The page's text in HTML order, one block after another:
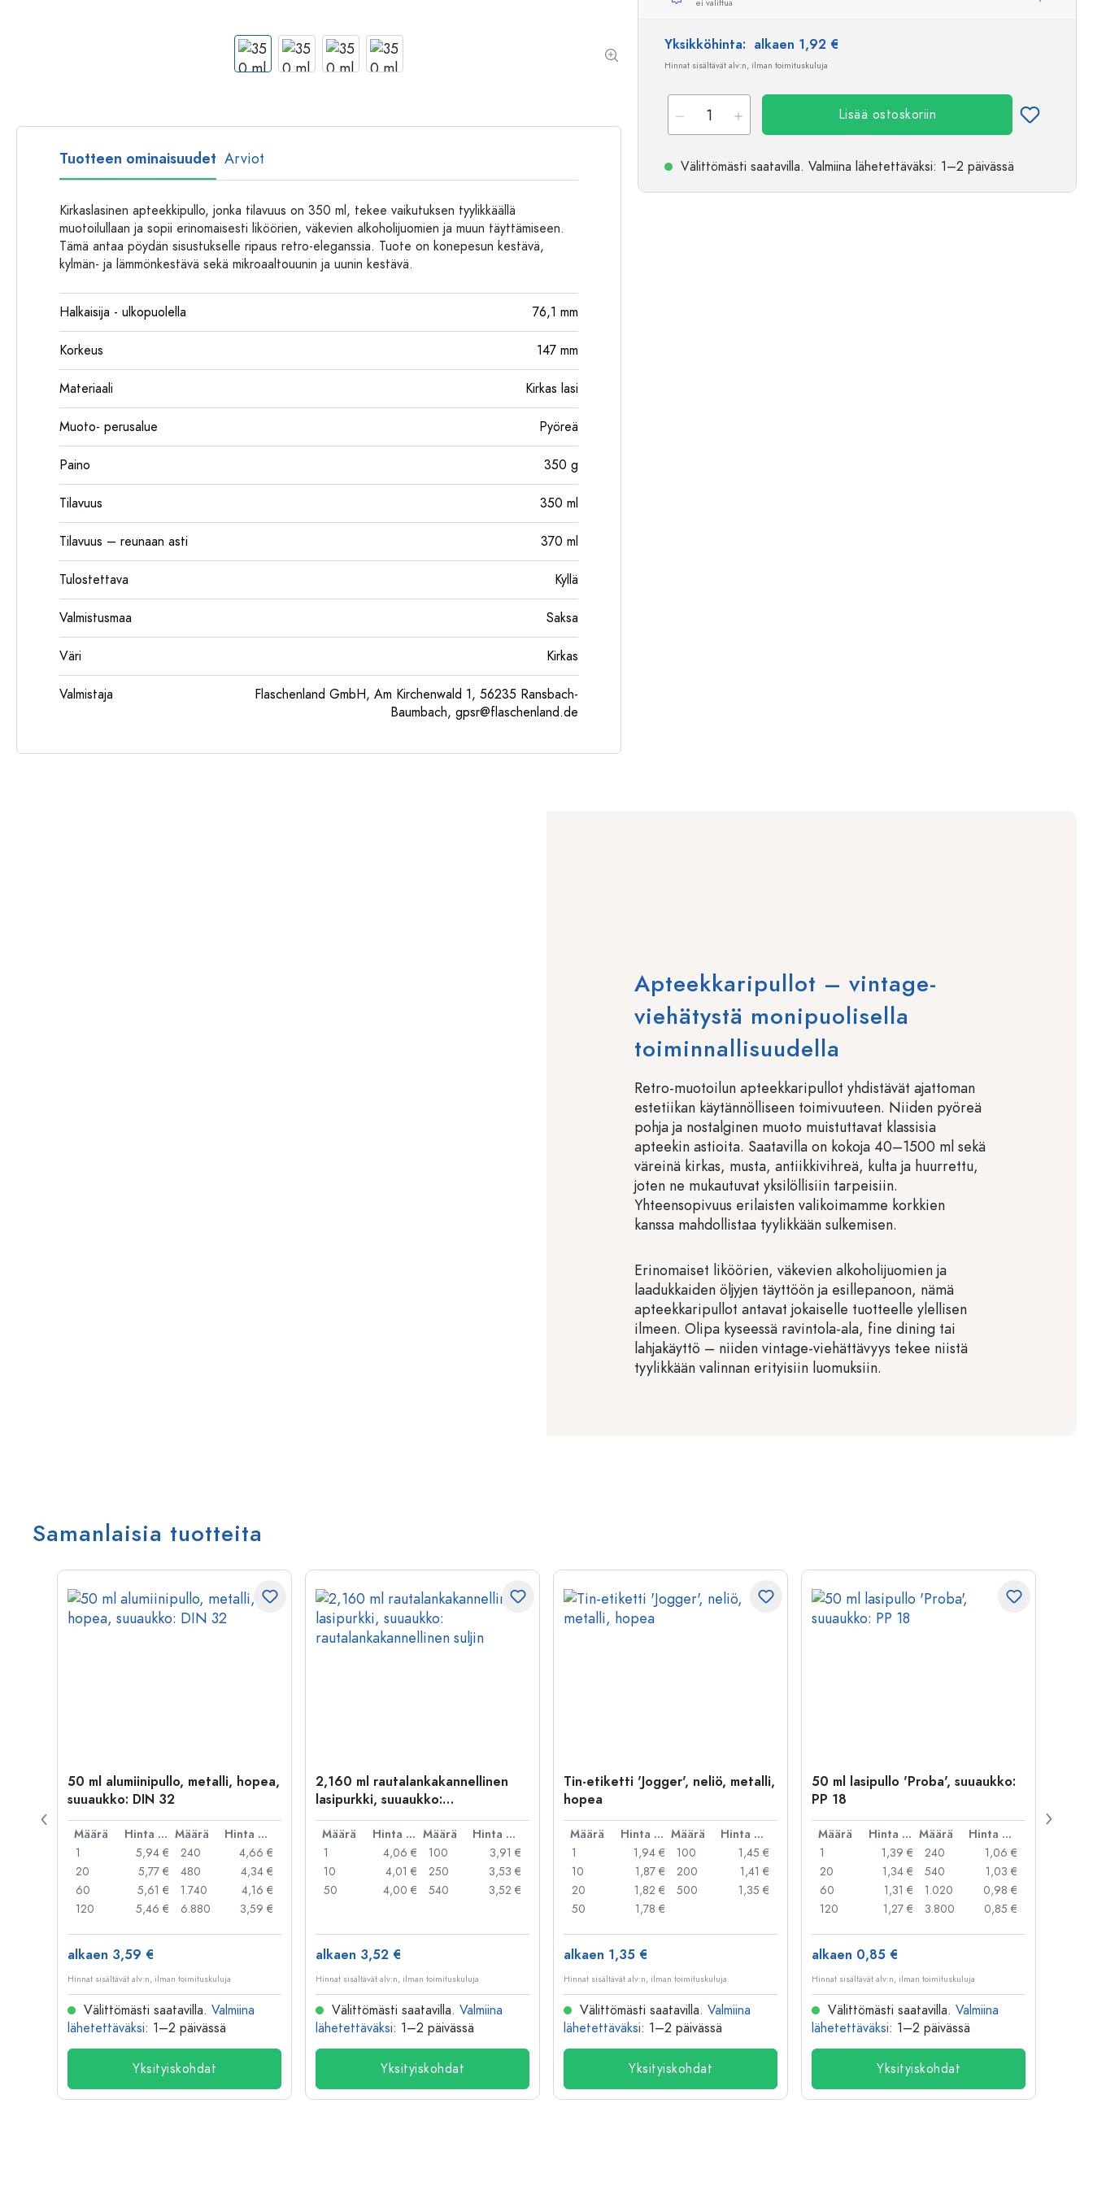
ei valittua
Yksikköhinta: alkaen 1,92 €
Hinnat sisältävät alv:n, ilman toimituskuluja
Lisää ostoskoriin
Välittömästi saatavilla. Valmiina lähetettäväksi: 1–2 päivässä
Tuotteen ominaisuudet Arviot
Kirkaslasinen apteekkipullo, jonka tilavuus on 350 ml, tekee vaikutuksen tyylikkäällä
muotoilullaan ja sopii erinomaisesti liköörien, väkevien alkoholijuomien ja muun täyttämiseen.
Tämä antaa pöydän sisustukselle ripaus retro-eleganssia. Tuote on konepesun kestävä,
kylmän- ja lämmönkestävä sekä mikroaaltouunin ja uunin kestävä.
Halkaisija - ulkopuolella 76,1 mm
Korkeus 147 mm
Materiaali Kirkas lasi
Muoto- perusalue Pyöreä
Paino 350 g
Tilavuus 350 ml
Tilavuus – reunaan asti 370 ml
Tulostettava Kyllä
Valmistusmaa Saksa
Väri Kirkas
Valmistaja
Flaschenland GmbH, Am Kirchenwald 1, 56235 Ransbach-
Baumbach, gpsr@flaschenland.de
Apteekkaripullot – vintage-
viehätystä monipuolisella
toiminnallisuudella
Retro-muotoilun apteekkaripullot yhdistävät ajattoman
estetiikan käytännölliseen toimivuuteen. Niiden pyöreä
pohja ja nostalginen muoto muistuttavat klassisia
apteekin astioita. Saatavilla on kokoja 40–1500 ml sekä
väreinä kirkas, musta, antiikkivihreä, kulta ja huurrettu,
joten ne mukautuvat yksilöllisiin tarpeisiin.
Yhteensopivuus erilaisten valikoimamme korkkien
kanssa mahdollistaa tyylikkään sulkemisen.
Erinomaiset liköörien, väkevien alkoholijuomien ja
laadukkaiden öljyjen täyttöön ja esillepanoon, nämä
apteekkaripullot antavat jokaiselle tuotteelle ylellisen
ilmeen. Olipa kyseessä ravintola-ala, fine dining tai
lahjakäyttö – niiden vintage-viehättävyys tekee niistä
tyylikkään valinnan erityisiin luomuksiin.
Samanlaisia tuotteita
50 ml alumiinipullo, metalli, hopea,
suuaukko: DIN 32
Määrä Hinta per kpl Määrä
Hinta per kpl
1
5,94 €
20
5,77 €
60
5,61 €
120
5,46 €
240
4,66 €
480
4,34 €
1.740
4,16 €
6.880
3,59 €
alkaen 3,59 €
Hinnat sisältävät alv:n, ilman toimituskuluja
Välittömästi saatavilla. Valmiina
lähetettäväksi: 1–2 päivässä
Yksityiskohdat
2,160 ml rautalankakannellinen
lasipurkki, suuaukko:
rautalankakannellinen suljin
Määrä Hinta per kpl Määrä
Hinta per kpl
1
4,06 €
10
4,01 €
50
4,00 €
100
3,91 €
250
3,53 €
540
3,52 €
alkaen 3,52 €
Hinnat sisältävät alv:n, ilman toimituskuluja
Välittömästi saatavilla. Valmiina
lähetettäväksi: 1–2 päivässä
Yksityiskohdat
Tin-etiketti 'Jogger', neliö, metalli,
hopea
Määrä Hinta per kpl Määrä
Hinta per kpl
1
1,94 €
10
1,87 €
20
1,82 €
50
1,78 €
100
1,45 €
200
1,41 €
500
1,35 €
alkaen 1,35 €
Hinnat sisältävät alv:n, ilman toimituskuluja
Välittömästi saatavilla. Valmiina
lähetettäväksi: 1–2 päivässä
Yksityiskohdat
50 ml lasipullo 'Proba', suuaukko:
PP 18
Määrä Hinta per kpl Määrä
Hinta per kpl
1
1,39 €
20
1,34 €
60
1,31 €
120
1,27 €
240
1,06 €
540
1,03 €
1.020
0,98 €
3.800
0,85 €
alkaen 0,85 €
Hinnat sisältävät alv:n, ilman toimituskuluja
Välittömästi saatavilla. Valmiina
lähetettäväksi: 1–2 päivässä
Yksityiskohdat